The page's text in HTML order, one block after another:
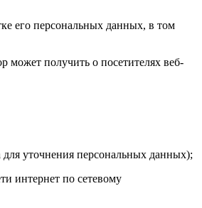
его персональных данных, в том
получить о посетителях веб-
уточнения персональных данных);
интернет по сетевому